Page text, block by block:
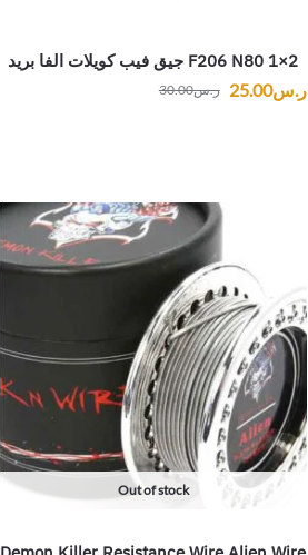
2×1 F206 N80 جيق فيب كويلات الفا بريد
ر.س30.00 ر.س25.00
Out of stock